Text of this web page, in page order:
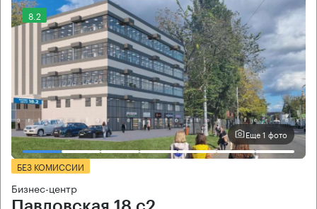
8.2
Еще 1 фото
БЕЗ КОМИССИИ
Бизнес-центр